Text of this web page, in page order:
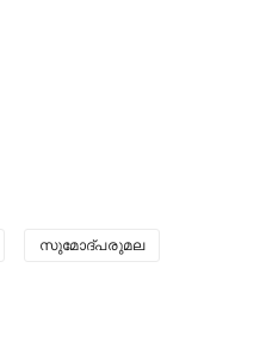
സുമോദ്‌പരുമല